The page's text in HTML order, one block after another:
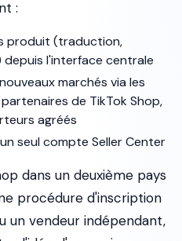
:
produit (traduction,
l'interface centrale
marchés via les
de TikTok Shop,
agréés
seul compte Seller Center
dans un deuxième pays
procédure d'inscription
un vendeur indépendant,